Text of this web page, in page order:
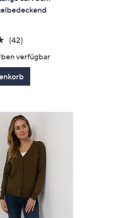
4.8
(42)
verfügbar